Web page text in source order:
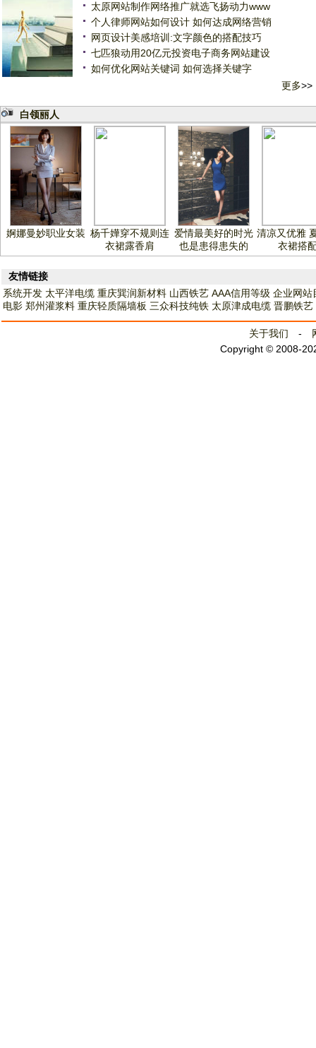
太原网站制作网络推广就选飞扬动力www
个人律师网站如何设计 如何达成网络营销
网页设计美感培训:文字颜色的搭配技巧
七匹狼动用20亿元投资电子商务网站建设
如何优化网站关键词 如何选择关键字
更多>>
白领丽人
婀娜曼妙职业女装 杨千嬅穿不规则连
衣裙露香肩
爱情最美好的时光
也是患得患失的
清凉又优雅
衣裙搭
友情链接
系统开发 太平洋电缆 重庆巽润新材料 山西铁艺 AAA信用等级 企业网站
电影 郑州灌浆料 重庆轻质隔墙板 三众科技纯铁 太原津成电缆 晋鹏铁艺
关于我们 -
Copyright © 2008-